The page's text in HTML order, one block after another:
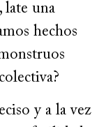
late una
hechos
y a la vez